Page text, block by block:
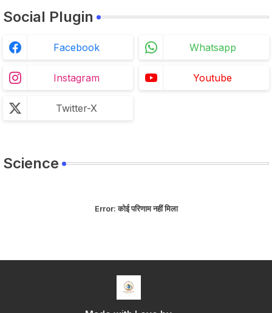
Social Plugin
Facebook Whatsapp
Instagram Youtube
Twitter-X
Science
Error:कोई परिणाम नहीं मिला